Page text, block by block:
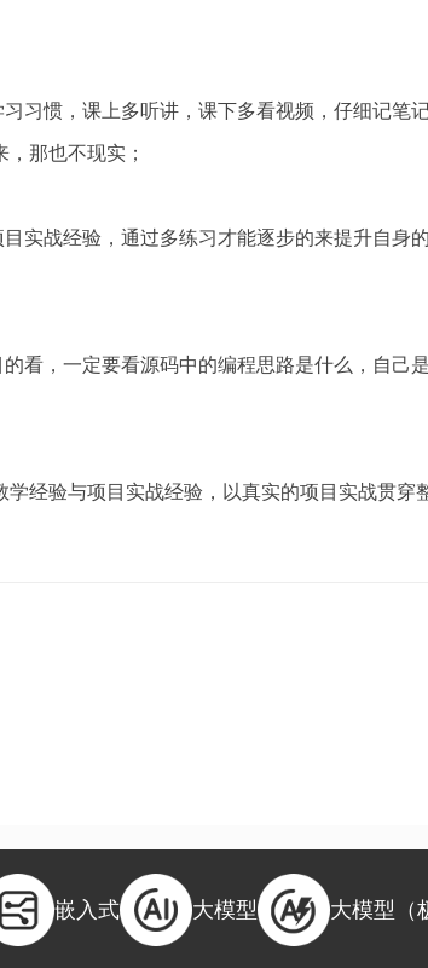
习惯，课上多听讲，课下多看视频，仔细记笔记
那也不现实；
实战经验，通过多练习才能逐步的来提升自身
看，一定要看源码中的编程思路是什么，自己
经验与项目实战经验，以真实的项目实战贯穿
嵌入式 大模型 大模型（